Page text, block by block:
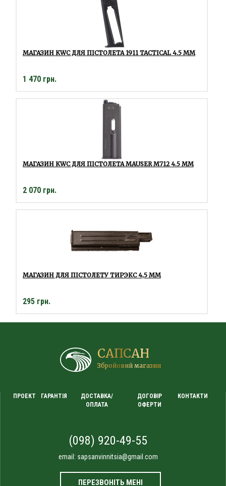
МАГАЗИН KWC ДЛЯ ПІСТОЛЕТА 1911 TACTICAL 4.5 ММ
1 470 грн.
МАГАЗИН KWC ДЛЯ ПІСТОЛЕТА MAUSER M712 4.5 ММ
2 070 грн.
МАГАЗИН ДЛЯ ПІСТОЛЕТУ ТИРЭКС 4,5 ММ
295 грн.
САПСАН
Збройовий магазин
ПРОЕКТ ГАРАНТІЯ
ДОСТАВКА/
ОПЛАТА
ДОГОВІР
ОФЕРТИ
КОНТАКТИ
(098) 920-49-55
email: sapsanvinnitsia@gmail.com
ПЕРЕЗВОНІТЬ МЕНІ